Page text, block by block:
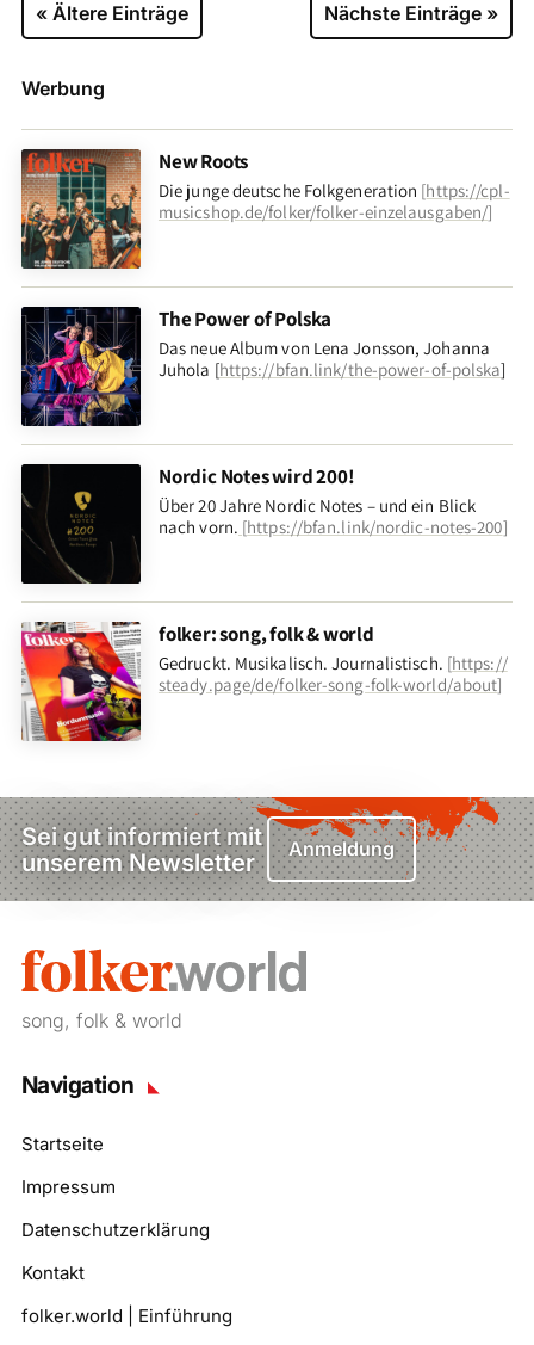
« Ältere Einträge Nächste Einträge »
Werbung
New Roots
Die junge deutsche Folkgeneration [https://cpl-
musicshop.de/folker/folker-einzelausgaben/]
The Power of Polska
Das neue Album von Lena Jonsson, Johanna
Juhola [https://bfan.link/the-power-of-polska]
Nordic Notes wird 200!
Über 20 Jahre Nordic Notes – und ein Blick
nach vorn. [https://bfan.link/nordic-notes-200]
folker: song, folk & world
Gedruckt. Musikalisch. Journalistisch. [https://
steady.page/de/folker-song-folk-world/about]
Sei gut informiert mit
unserem Newsletter
Anmeldung
song, folk & world
Navigation
Startseite
Impressum
Datenschutzerklärung
Kontakt
folker.world | Einführung